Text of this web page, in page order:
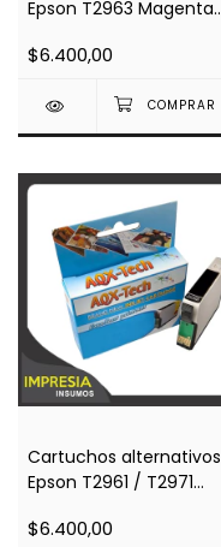
Epson T2963 Magenta
Xp431)
$6.400,00
Cartuchos alternativos
Epson T2961 / T2971
/ Xp431)
$6.400,00